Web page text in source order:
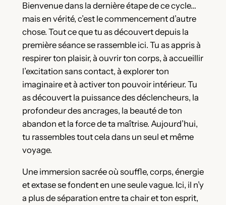
Bienvenue dans la dernière étape de ce cycle…
mais en vérité, c’est le commencement d’autre
chose. Tout ce que tu as découvert depuis la
première séance se rassemble ici. Tu as appris à
respirer ton plaisir, à ouvrir ton corps, à accueillir
l’excitation sans contact, à explorer ton
imaginaire et à activer ton pouvoir intérieur. Tu
as découvert la puissance des déclencheurs, la
profondeur des ancrages, la beauté de ton
abandon et la force de ta maîtrise. Aujourd’hui,
tu rassembles tout cela dans un seul et même
voyage.
Une immersion sacrée où souffle, corps, énergie
et extase se fondent en une seule vague. Ici, il n’y
a plus de séparation entre ta chair et ton esprit,